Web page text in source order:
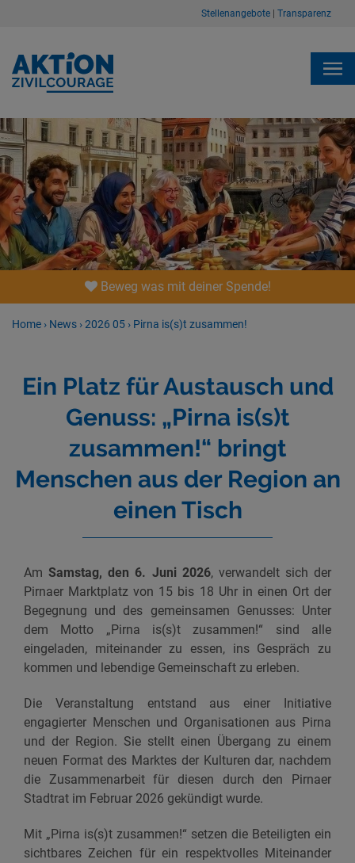
Stellenangebote Transparenz
Beweg was mit deiner Spende!
Home › News ›2026 05 › Pirna is(s)t zusammen!
Ein Platz für Austausch und
Genuss: „Pirna is(s)t
zusammen!“ bringt
Menschen aus der Region an
einen Tisch
AmSamstag, den 6. Juni 2026, verwandelt sich der
Pirnaer Marktplatz von 15 bis 18 Uhr in einen Ort der
Begegnung und des gemeinsamen Genusses: Unter
dem Motto „Pirna is(s)t zusammen!“ sind alle
eingeladen, miteinander zu essen, ins Gespräch zu
kommen und lebendige Gemeinschaft zu erleben.
Die Veranstaltung entstand aus einer Initiative
engagierter Menschen und Organisationen aus Pirna
und der Region. Sie stellt einen Übergang zu einem
neuen Format des Marktes der Kulturen dar, nachdem
die Zusammenarbeit für diesen durch den Pirnaer
Stadtrat im Februar 2026 gekündigt wurde.
Mit „Pirna is(s)t zusammen!“ setzen die Beteiligten ein
sichtbares Zeichen für ein respektvolles Miteinander